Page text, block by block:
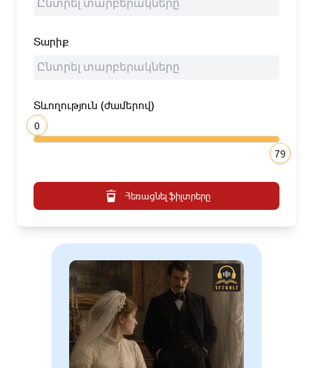
Տարիք
Տևողություն (ժամերով)
0
79
Հեռացնել ֆիլտրերը